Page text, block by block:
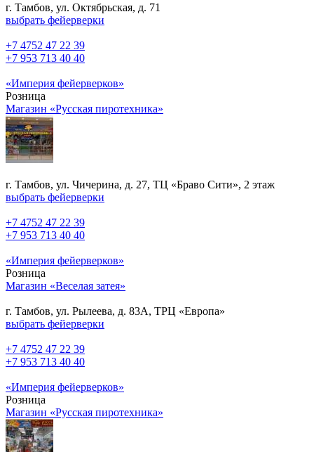
г. Тамбов, ул. Октябрьская, д. 71
выбрать фейерверки
+7 4752 47 22 39
+7 953 713 40 40
«Империя фейерверков»
Розница
Магазин «Русская пиротехника»
г. Тамбов, ул. Чичерина, д. 27, ТЦ «Браво Сити», 2 этаж
выбрать фейерверки
+7 4752 47 22 39
+7 953 713 40 40
«Империя фейерверков»
Розница
Магазин «Веселая затея»
г. Тамбов, ул. Рылеева, д. 83А, ТРЦ «Европа»
выбрать фейерверки
+7 4752 47 22 39
+7 953 713 40 40
«Империя фейерверков»
Розница
Магазин «Русская пиротехника»